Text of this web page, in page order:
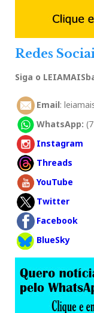
Redes
Siga o
Email:
WhatsApp:
Instagram
Threads
YouTube
Twitter
Facebook
BlueSky